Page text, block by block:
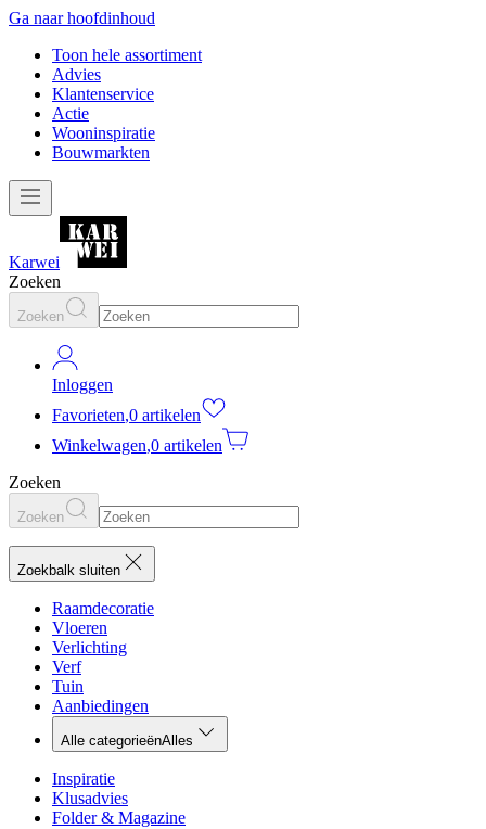
Ga naar hoofdinhoud
Toon hele assortiment
Advies
Klantenservice
Actie
Wooninspiratie
Bouwmarkten
Karwei
Zoeken
Zoeken
Inloggen
Favorieten,0 artikelen
Winkelwagen,0 artikelen
Zoeken
Zoeken
Zoekbalk sluiten
Raamdecoratie
Vloeren
Verlichting
Verf
Tuin
Aanbiedingen
Alle categorieënAlles
Inspiratie
Klusadvies
Folder & Magazine